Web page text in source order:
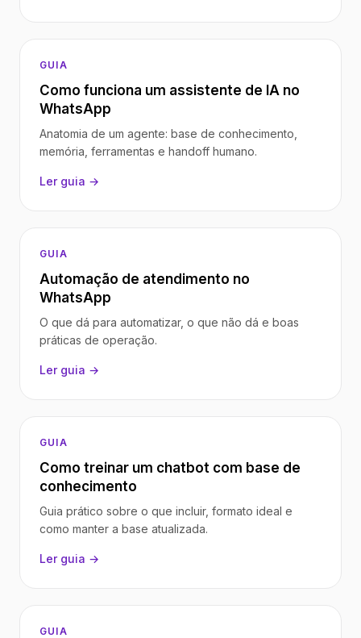
GUIA
Como funciona um assistente de IA no
WhatsApp
Anatomia de um agente: base de conhecimento,
memória, ferramentas e handoff humano.
Ler guia →
GUIA
Automação de atendimento no
WhatsApp
O que dá para automatizar, o que não dá e boas
práticas de operação.
Ler guia →
GUIA
Como treinar um chatbot com base de
conhecimento
Guia prático sobre o que incluir, formato ideal e
como manter a base atualizada.
Ler guia →
GUIA